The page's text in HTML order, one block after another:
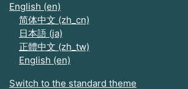
English ‎(en)‎
简体中文 ‎(zh_cn)‎
日本語 ‎(ja)‎
正體中文 ‎(zh_tw)‎
English ‎(en)‎
Switch to the standard theme